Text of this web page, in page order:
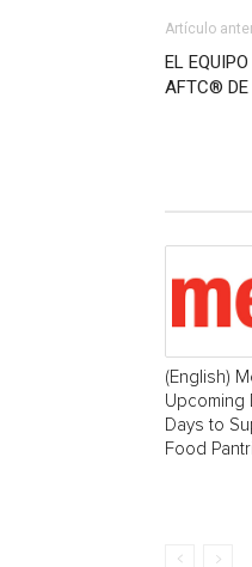
Artículo
EL
AFTC® DE
(English)
Upcoming
Days to
Food